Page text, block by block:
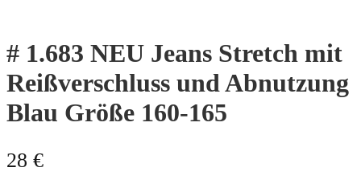
# 1.683 NEU Jeans Stretch mit
Reißverschluss und Abnutzung
Blau Größe 160-165
28 €